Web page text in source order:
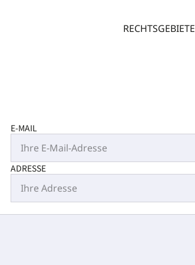
RECHTSGEBIETE
E-MAIL
ADRESSE